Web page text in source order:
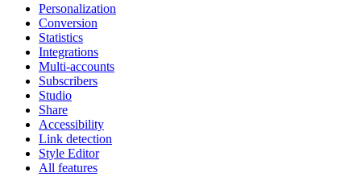
Personalization
Conversion
Statistics
Integrations
Multi-accounts
Subscribers
Studio
Share
Accessibility
Link detection
Style Editor
All features